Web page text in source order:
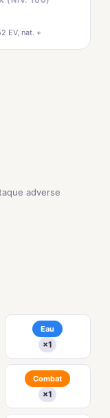
EV, nat. +
adverse
Eau
×1
Combat
×1